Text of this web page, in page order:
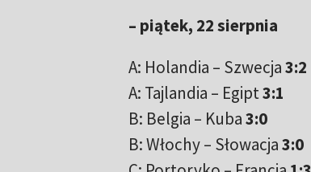
– piątek, 22 sierpnia
A: Holandia – Szwecja3:2
A: Tajlandia – Egipt3:1
B: Belgia – Kuba3:0
B: Włochy – Słowacja3:0